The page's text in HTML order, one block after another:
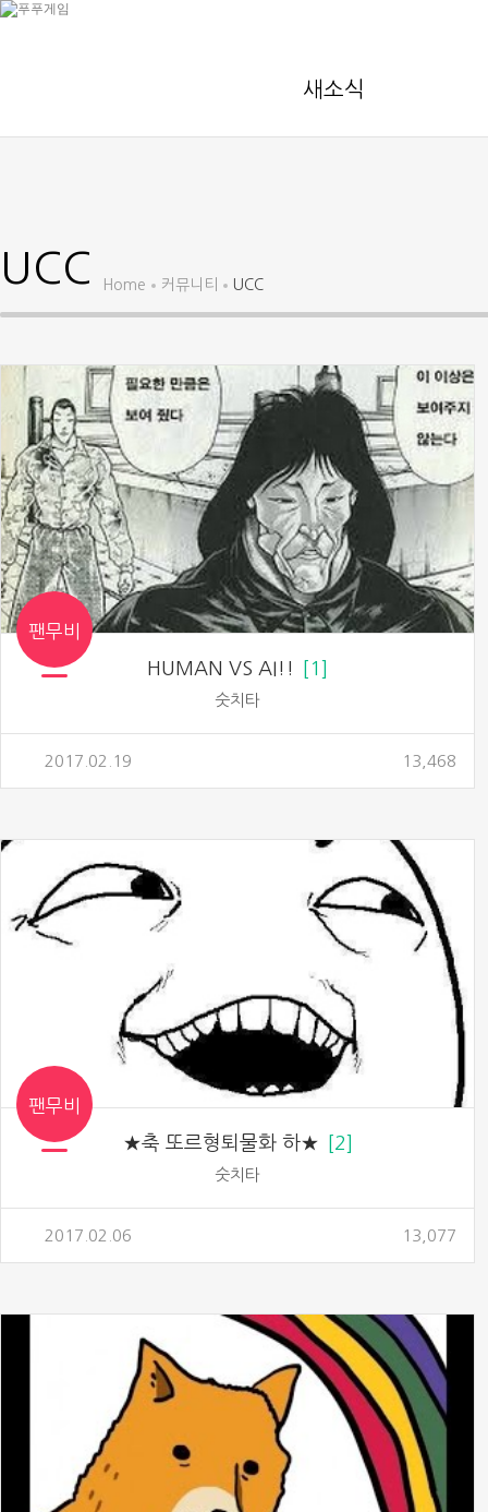
새소식
UCC Home 커뮤니티 UCC
팬무비
1
HUMAN VS AI!!
숫치타
2017.02.19 13,468
팬무비
2
★축 또르형퇴물화 하★
숫치타
2017.02.06 13,077